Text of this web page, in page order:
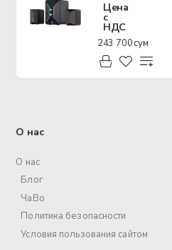
Цена
с
НДС
243 700 сум
О нас
О нас
Блог
ЧаВо
Политика безопасности
Условия пользования сайтом